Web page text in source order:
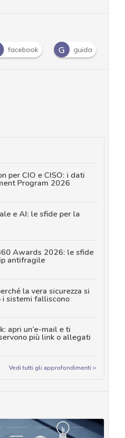
facebook G guida
per CIO e CISO: i dati
Program 2026
e AI: le sfide per la
Awards 2026: le sfide
antifragile
la vera sicurezza si
i sistemi falliscono
apri un’e-mail e ti
più link o allegati
Vedi tutti gli approfondimenti >